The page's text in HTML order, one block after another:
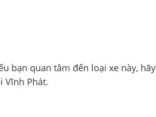
bạn quan tâm đến loại xe này, hãy
Vĩnh Phát.